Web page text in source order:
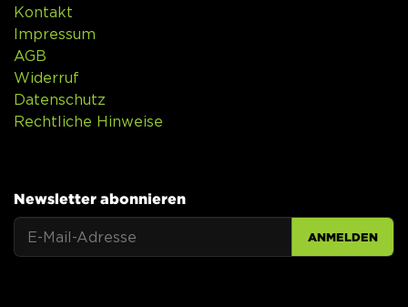
Kontakt
Impressum
AGB
Widerruf
Datenschutz
Rechtliche Hinweise
Newsletter abonnieren
ANMELDEN